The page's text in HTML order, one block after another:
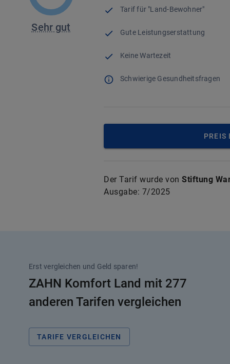
Sehr gut
Tarif für "Land-Bewohner"
Gute Leistungserstattung
Keine Wartezeit
Schwierige Gesundheitsfragen
PREIS
Der Tarif wurde von Stiftung
Ausgabe: 7/2025
Erst vergleichen und Geld sparen!
ZAHN Komfort Land mit 277
anderen Tarifen vergleichen
TARIFE VERGLEICHEN